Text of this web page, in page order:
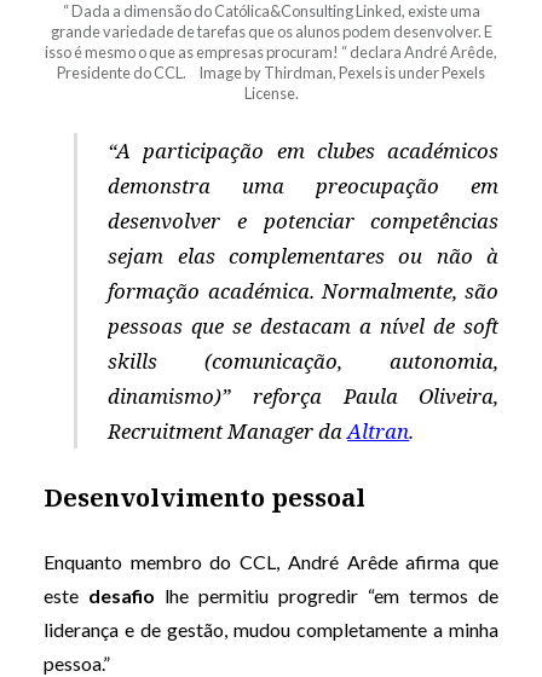
“ Dada a dimensão do Católica&Consulting Linked, existe uma
grande variedade de tarefas que os alunos podem desenvolver. E
isso é mesmo o que as empresas procuram! “ declara André Arêde,
Presidente do CCL. Image by Thirdman, Pexels is under Pexels
License.
“A participação em clubes académicos
demonstra uma preocupação em
desenvolver e potenciar competências
sejam elas complementares ou não à
formação académica. Normalmente, são
pessoas que se destacam a nível de soft
skills (comunicação, autonomia,
dinamismo)” reforça Paula Oliveira,
Recruitment Manager daAltran.
Desenvolvimento pessoal
Enquanto membro do CCL, André Arêde afirma que
este desafio lhe permitiu progredir “em termos de
liderança e de gestão, mudou completamente a minha
pessoa.”